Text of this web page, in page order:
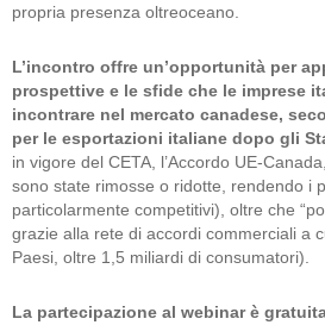
propria presenza oltreoceano.
L’incontro offre un’opportunità per
prospettive e le sfide che le imprese
incontrare nel mercato canadese,
per le esportazioni italiane dopo gli
in vigore del CETA, l’Accordo UE-
sono state rimosse o ridotte, rendendo i
particolarmente competitivi), oltre che
grazie alla rete di accordi commerciali a
Paesi, oltre 1,5 miliardi di consumatori).
La partecipazione al webinar è